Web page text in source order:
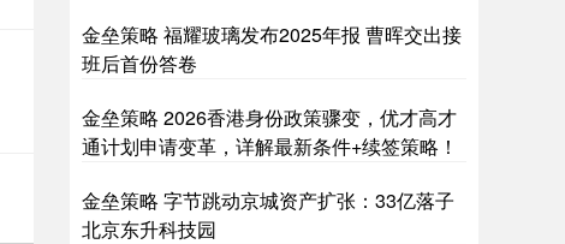
金垒策略 福耀玻璃发布2025年报 曹晖交出接
班后首份答卷
金垒策略 2026香港身份政策骤变，优才高才
通计划申请变革，详解最新条件+续签策略！
金垒策略 字节跳动京城资产扩张：33亿落子
北京东升科技园